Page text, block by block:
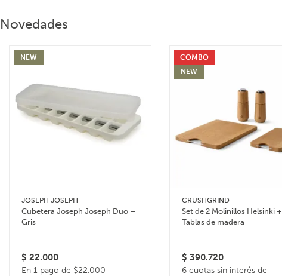
Novedades
NEW
JOSEPH JOSEPH
Cubetera Joseph Joseph Duo –
Gris
$ 22.000
En 1 pago de $22.000
COMBO
NEW
CRUSHGRIND
Set de 2 Molinillos Helsinki +
Tablas de madera
$ 390.720
6 cuotas sin interés de